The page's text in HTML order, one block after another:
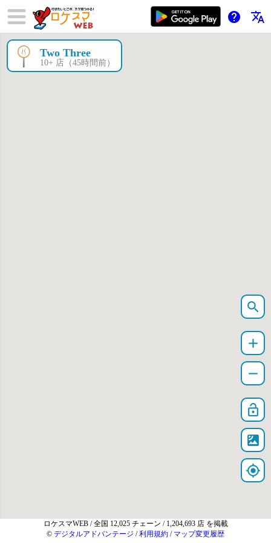
help translate
Two Three
10+ 店（45時間前）
search
add
remove
lock_open
satellite
my_location
ロケスマWEB / 全国 12,025 チェーン / 1,204,693 店 を掲載
© デジタルアドバンテージ /利用規約 / マップ変更履歴